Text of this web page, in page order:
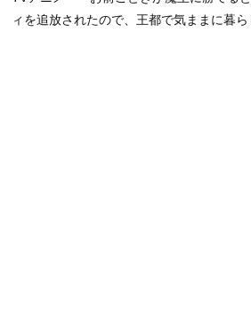
ィを追放されたので、王都で気ままに暮